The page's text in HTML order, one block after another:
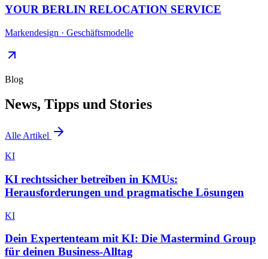
YOUR BERLIN RELOCATION SERVICE
Markendesign · Geschäftsmodelle
Blog
News, Tipps und Stories
Alle Artikel
KI
KI rechtssicher betreiben in KMUs:
Herausforderungen und pragmatische Lösungen
KI
Dein Expertenteam mit KI: Die Mastermind Group
für deinen Business-Alltag